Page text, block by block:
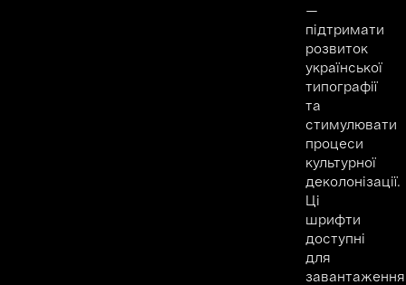
—
підтримати
розвиток
української
типографії
та
стимулювати
процеси
культурної
деколонізації.
Ці
шрифти
доступні
для
завантаження